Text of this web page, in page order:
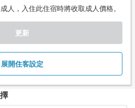
人，入住此住宿時將收取成人價格。
更新
展開住客設定